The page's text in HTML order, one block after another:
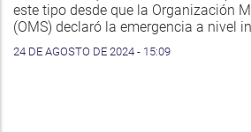
este tipo desde que la Organización
(OMS) declaró la emergencia a nivel
24 DE AGOSTO DE 2024 - 15:09